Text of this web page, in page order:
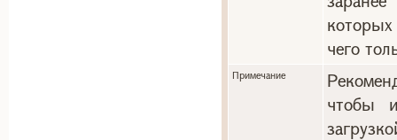
чего
Примечание
чтобы